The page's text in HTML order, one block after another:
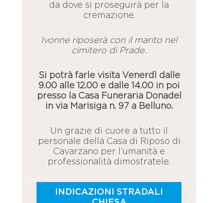
da dove si proseguirà per la
cremazione.
Ivonne riposerà con il marito nel
cimitero di Prade.
Si potrà farle visita Venerdì dalle
9.00 alle 12.00 e dalle 14.00 in poi
presso la Casa Funeraria Donadel
in via Marisiga n. 97 a Belluno.
Un grazie di cuore a tutto il
personale della Casa di Riposo di
Cavarzano per l’umanità e
professionalità dimostratele.
INDICAZIONI STRADALI